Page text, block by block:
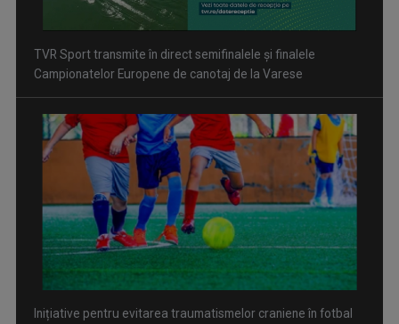
Inițiative pentru evitarea traumatismelor craniene în fotbal